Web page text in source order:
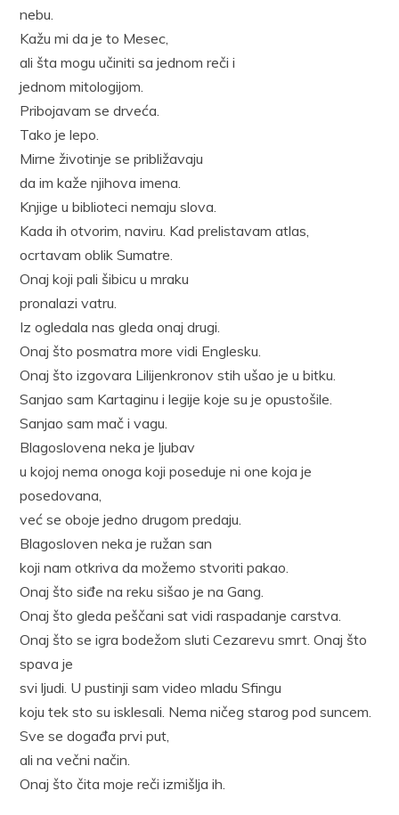
nebu.
Kažu mi da je to Mesec,
ali šta mogu učiniti sa jednom reči i
jednom mitologijom.
Pribojavam se drveća.
Tako je lepo.
Mirne životinje se približavaju
da im kaže njihova imena.
Knjige u biblioteci nemaju slova.
Kada ih otvorim, naviru. Kad prelistavam atlas,
ocrtavam oblik Sumatre.
Onaj koji pali šibicu u mraku
pronalazi vatru.
Iz ogledala nas gleda onaj drugi.
Onaj što posmatra more vidi Englesku.
Onaj što izgovara Lilijenkronov stih ušao je u bitku.
Sanjao sam Kartaginu i legije koje su je opustošile.
Sanjao sam mač i vagu.
Blagoslovena neka je ljubav
u kojoj nema onoga koji poseduje ni one koja je
posedovana,
već se oboje jedno drugom predaju.
Blagosloven neka je ružan san
koji nam otkriva da možemo stvoriti pakao.
Onaj što siđe na reku sišao je na Gang.
Onaj što gleda peščani sat vidi raspadanje carstva.
Onaj što se igra bodežom sluti Cezarevu smrt. Onaj što
spava je
svi ljudi. U pustinji sam video mladu Sfingu
koju tek sto su isklesali. Nema ničeg starog pod suncem.
Sve se događa prvi put,
ali na večni način.
Onaj što čita moje reči izmišlja ih.